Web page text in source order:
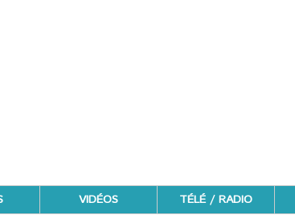
VIDÉOS TÉLÉ / RADIO